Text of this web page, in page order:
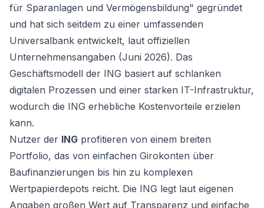
für Sparanlagen und Vermögensbildung" gegründet
und hat sich seitdem zu einer umfassenden
Universalbank entwickelt, laut offiziellen
Unternehmensangaben (Juni 2026). Das
Geschäftsmodell der ING basiert auf schlanken
digitalen Prozessen und einer starken IT-Infrastruktur,
wodurch die ING erhebliche Kostenvorteile erzielen
kann.
Nutzer der ING profitieren von einem breiten
Portfolio, das von einfachen Girokonten über
Baufinanzierungen bis hin zu komplexen
Wertpapierdepots reicht. Die ING legt laut eigenen
Angaben großen Wert auf Transparenz und einfache